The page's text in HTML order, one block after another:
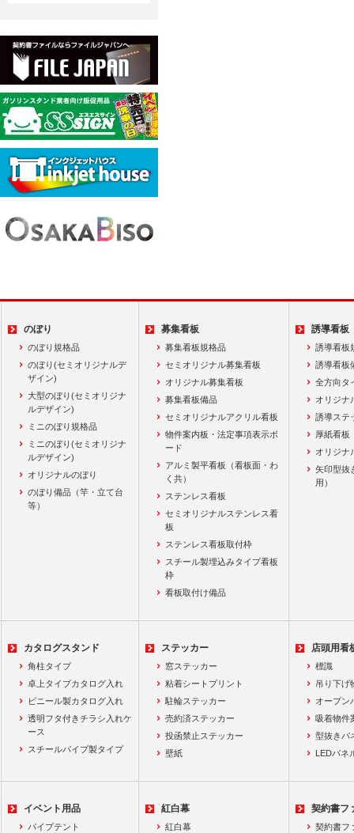
のぼり
のぼり規格品
のぼり(セミオリジナルデ
ザイン)
大型のぼり(セミオリジナ
ルデザイン)
ミニのぼり規格品
ミニのぼり(セミオリジナ
ルデザイン)
オリジナルのぼり
のぼり備品（竿・立て台
等）
募集看板
募集看板規格品
セミオリジナル募集看板
オリジナル募集看板
募集看板備品
セミオリジナルアクリル看板
物件案内板・法定事項表示ボ
ード
アルミ製平看板（看板面・わ
く共）
ステンレス看板
セミオリジナルステンレス看
板
ステンレス看板取付枠
スチール製埋込みタイプ看板
枠
看板取付け備品
誘導看板
誘導看板
誘導看板
全方向タ
オリジナ
誘導ステ
厚紙看板
オリジナ
矢印型抜
用）
カタログスタンド
角柱タイプ
卓上タイプカタログ入れ
ビニール製カタログ入れ
透明フタ付きチラシ入れケ
ース
スチールパイプ製タイプ
ステッカー
窓ステッカー
粘着シートプリント
駐輪ステッカー
売約済ステッカー
投函禁止ステッカー
壁紙
店頭用看
標識
吊り下げ
オープン
吸着物件
型抜きパ
LEDパネ
イベント用品
パイプテント
紅白幕
紅白幕
契約書フ
契約書フ